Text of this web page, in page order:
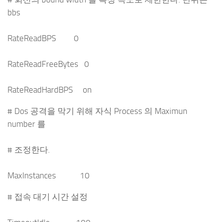
bbs
RateReadBPS 0
RateReadFreeBytes 0
RateReadHardBPS on
# Dos 공격을 막기 위해 자식 Process 의 Maximun
number 를
# 조정한다.
MaxInstances 10
# 접속 대기 시간 설정